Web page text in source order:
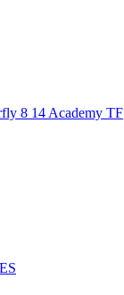
8 14 Academy TF